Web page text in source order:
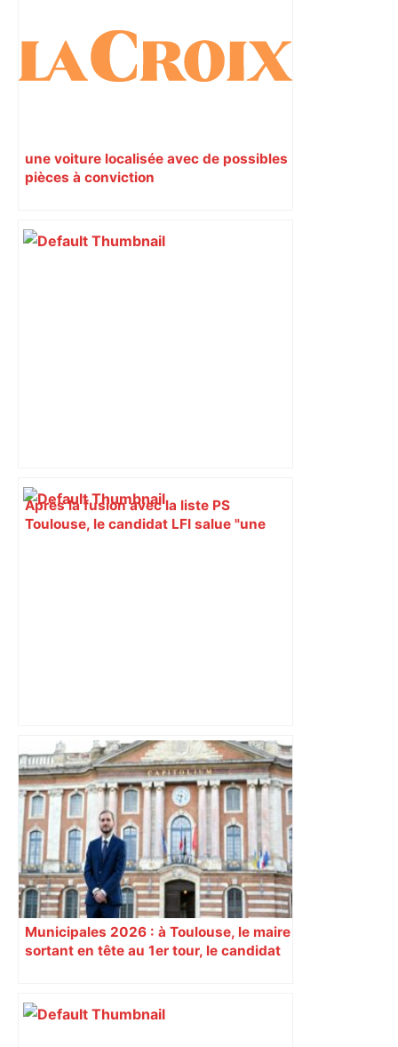
une voiture localisée avec de possibles
pièces à conviction
Après la fusion avec la liste PS
Toulouse, le candidat LFI salue "une
A680 Toulouse fermée dans les 2 sens
– Radio VINCI Autoroutes
Municipales 2026 : à Toulouse, le maire
sortant en tête au 1er tour, le candidat